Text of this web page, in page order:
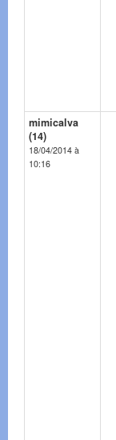
mimicalva
(14)
18/04/2014 à
10:16